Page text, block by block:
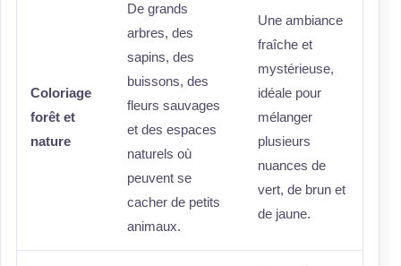
Coloriage
forêt et
nature
De grands
arbres, des
sapins, des
buissons, des
fleurs sauvages
et des espaces
naturels où
peuvent se
cacher de petits
animaux.
Une ambiance
fraîche et
mystérieuse,
idéale pour
mélanger
plusieurs
nuances de
vert, de brun et
de jaune.